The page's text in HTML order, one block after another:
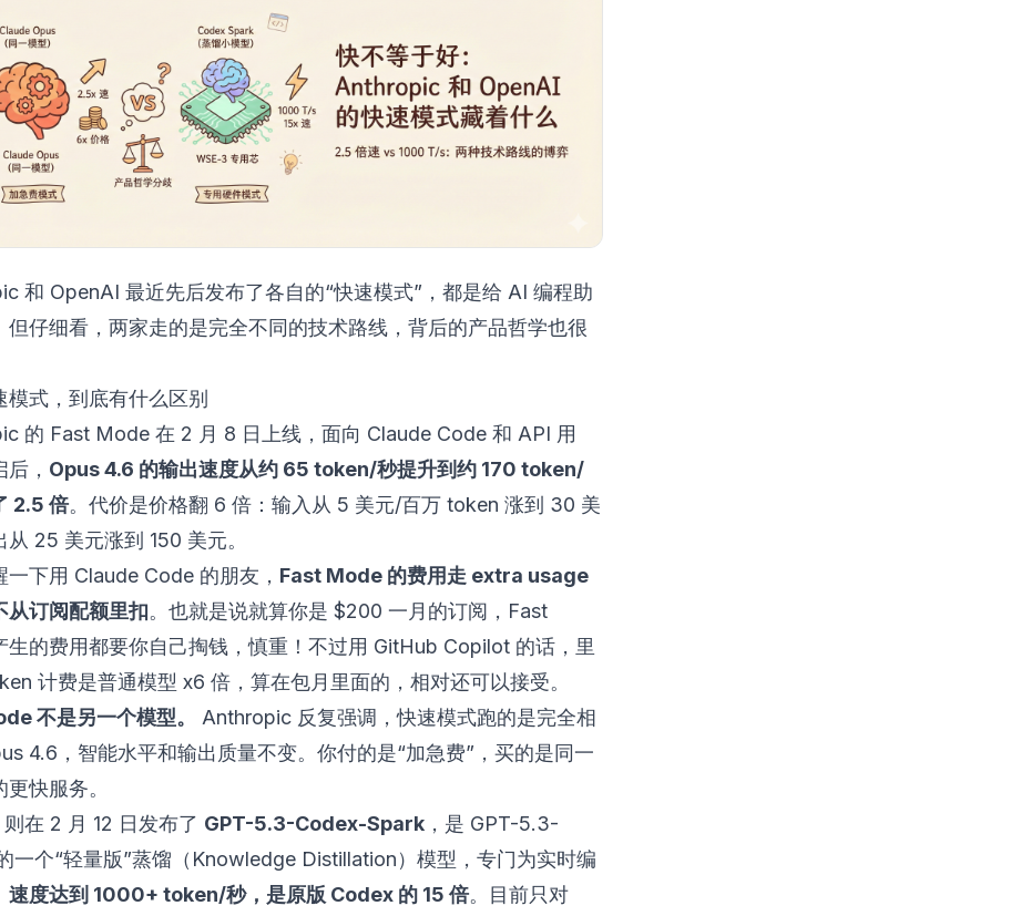
和 OpenAI 最近先后发布了各自的“快速模式”，都是给 AI 编程助
但仔细看，两家走的是完全不同的技术路线，背后的产品哲学也很
模式，到底有什么区别
的 Fast Mode 在 2 月 8 日上线，面向 Claude Code 和 API 用
后， Opus 4.6 的输出速度从约 65 token/秒提升到约 170 token/
2.5 倍。代价是价格翻 6 倍：输入从 5 美元/百万 token 涨到 30 美
从 25 美元涨到 150 美元。
一下用 Claude Code 的朋友， Fast Mode 的费用走 extra usage
从订阅配额里扣。也就是说就算你是 $200 一月的订阅，Fast
生的费用都要你自己掏钱，慎重！不过用 GitHub Copilot 的话，里
计费是普通模型 x6 倍，算在包月里面的，相对还可以接受。
不是另一个模型。
Anthropic 反复强调，快速模式跑的是完全相
4.6，智能水平和输出质量不变。你付的是“加急费”，买的是同一
快服务。
在 2 月 12 日发布了 GPT-5.3-Codex-Spark ，是 GPT-5.3-
一个“轻量版”蒸馏（Knowledge Distillation）模型，专门为实时编
速度达到 1000+ token/秒，是原版 Codex 的 15 倍。目前只对